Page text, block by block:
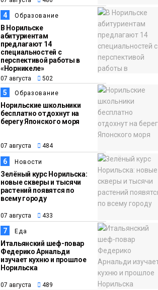
13:59
07 августа
Новости
«Домик Хоббитов» и
«Самолёт в облаках»
появятся в Кайеркане
4 Образование
В Норильске
абитуриентам
предлагают 14
специальностей с
перспективой работы в
«Норникеле»
07 августа 502
5 Образование
Норильские школьники
бесплатно отдохнут на
берегу Японского моря
07 августа 484
6 Новости
Зелёный курс Норильска:
новые скверы и тысячи
растений появятся по
всему городу
07 августа 433
7 Еда
Итальянский шеф-повар
Федерико Арнальди
изучает кухню и прошлое
Норильска
07 августа 489